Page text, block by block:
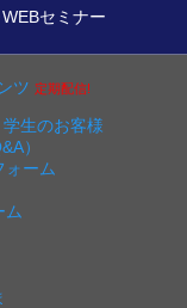
セミナー
ツ 定期配信!
生のお客様
）
ォーム
ム